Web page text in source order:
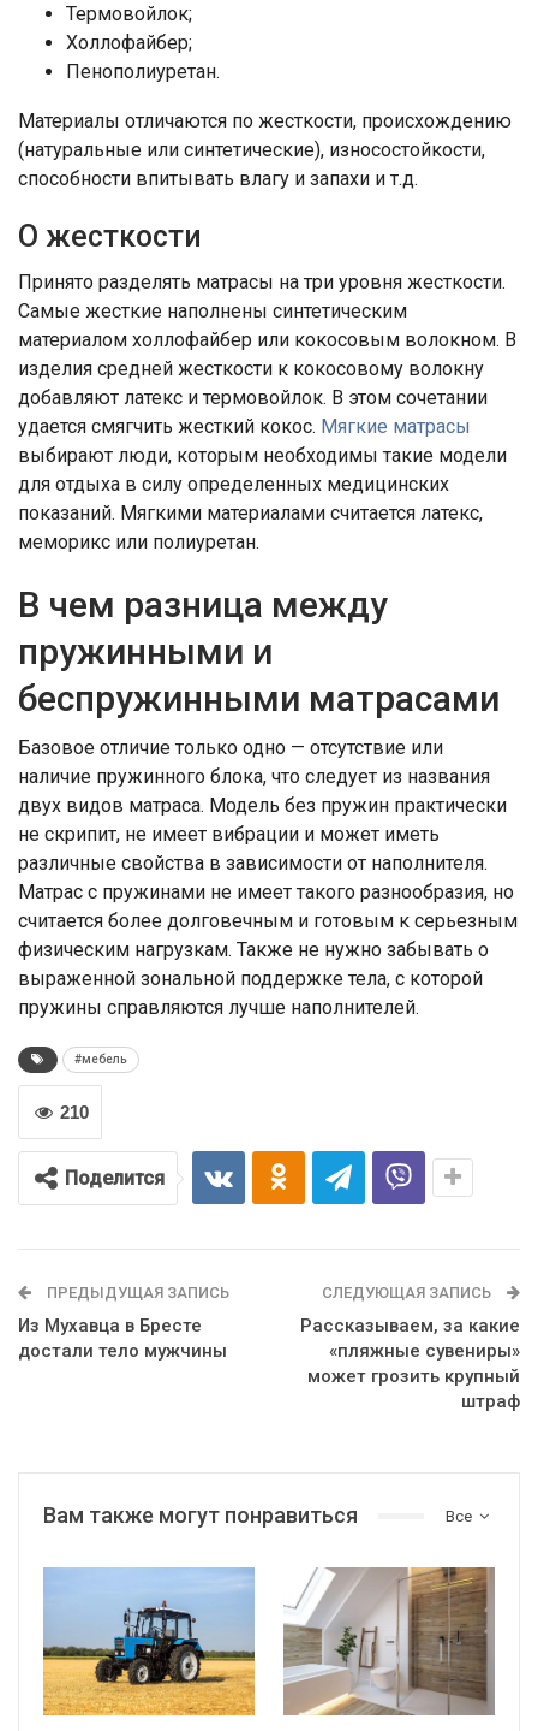
Термовойлок;
Холлофайбер;
Пенополиуретан.
Материалы отличаются по жесткости, происхождению
(натуральные или синтетические), износостойкости,
способности впитывать влагу и запахи и т.д.
О жесткости
Принято разделять матрасы на три уровня жесткости.
Самые жесткие наполнены синтетическим
материалом холлофайбер или кокосовым волокном. В
изделия средней жесткости к кокосовому волокну
добавляют латекс и термовойлок. В этом сочетании
удается смягчить жесткий кокос. Мягкие матрасы
выбирают люди, которым необходимы такие модели
для отдыха в силу определенных медицинских
показаний. Мягкими материалами считается латекс,
меморикс или полиуретан.
В чем разница между
пружинными и
беспружинными матрасами
Базовое отличие только одно — отсутствие или
наличие пружинного блока, что следует из названия
двух видов матраса. Модель без пружин практически
не скрипит, не имеет вибрации и может иметь
различные свойства в зависимости от наполнителя.
Матрас с пружинами не имеет такого разнообразия, но
считается более долговечным и готовым к серьезным
физическим нагрузкам. Также не нужно забывать о
выраженной зональной поддержке тела, с которой
пружины справляются лучше наполнителей.
#мебель
210
Поделится
ПРЕДЫДУЩАЯ ЗАПИСЬ
Из Мухавца в Бресте
достали тело мужчины
СЛЕДУЮЩАЯ ЗАПИСЬ
Рассказываем, за какие
«пляжные сувениры»
может грозить крупный
штраф
Все
Вам также могут понравиться